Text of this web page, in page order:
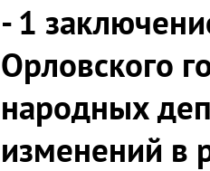
- 1
Орловского
народных
изменений в